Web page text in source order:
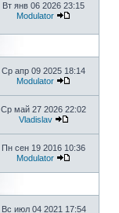
Вт янв 06 2026 23:15
Modulator
Ср апр 09 2025 18:14
Modulator
Ср май 27 2026 22:02
Vladislav
Пн сен 19 2016 10:36
Modulator
Вс июл 04 2021 17:54